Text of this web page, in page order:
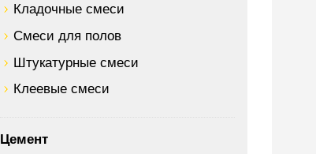
Кладочные смеси
Смеси для полов
Штукатурные смеси
Клеевые смеси
Цемент